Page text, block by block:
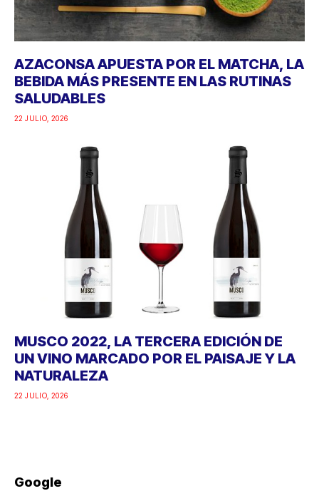
AZACONSA APUESTA POR EL MATCHA, LA
BEBIDA MÁS PRESENTE EN LAS RUTINAS
SALUDABLES
22 JULIO, 2026
MUSCO 2022, LA TERCERA EDICIÓN DE
UN VINO MARCADO POR EL PAISAJE Y LA
NATURALEZA
22 JULIO, 2026
Google